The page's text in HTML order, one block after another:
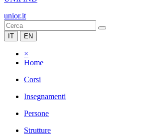
unior.it
IT EN
×
Home
Corsi
Insegnamenti
Persone
Strutture